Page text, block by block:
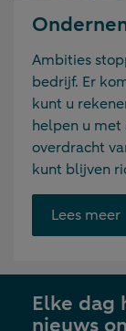
Ambities
bedrijf. Er
kunt u
helpen u
overdracht
kunt blijven
Lees meer
Elke dag